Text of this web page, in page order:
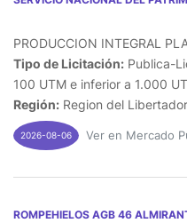
PRODUCCION INTEGRAL
Tipo de Licitación: Publica-
100 UTM e inferior a 1.000
Región: Region del
2026-08-06 Ver en Mercado
ROMPEHIELOS AGB 46